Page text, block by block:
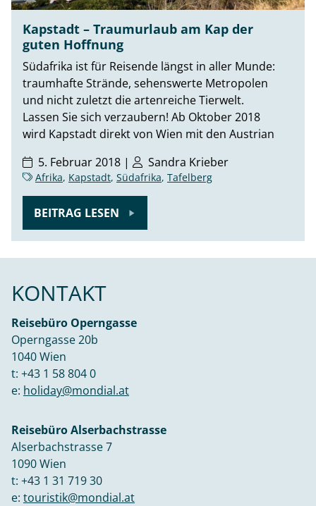
Kapstadt – Traumurlaub am Kap der
guten Hoffnung
Südafrika ist für Reisende längst in aller Munde:
traumhafte Strände, sehenswerte Metropolen
und nicht zuletzt die artenreiche Tierwelt.
Lassen Sie sich verzaubern! Ab Oktober 2018
wird Kapstadt direkt von Wien mit den Austrian
5. Februar 2018 |
Sandra Krieber
Afrika, Kapstadt, Südafrika, Tafelberg
BEITRAG LESEN
KONTAKT
Reisebüro Operngasse
Operngasse 20b
1040 Wien
t: +43 1 58 804 0
e: holiday@mondial.at
Reisebüro Alserbachstrasse
Alserbachstrasse 7
1090 Wien
t: +43 1 31 719 30
e: touristik@mondial.at